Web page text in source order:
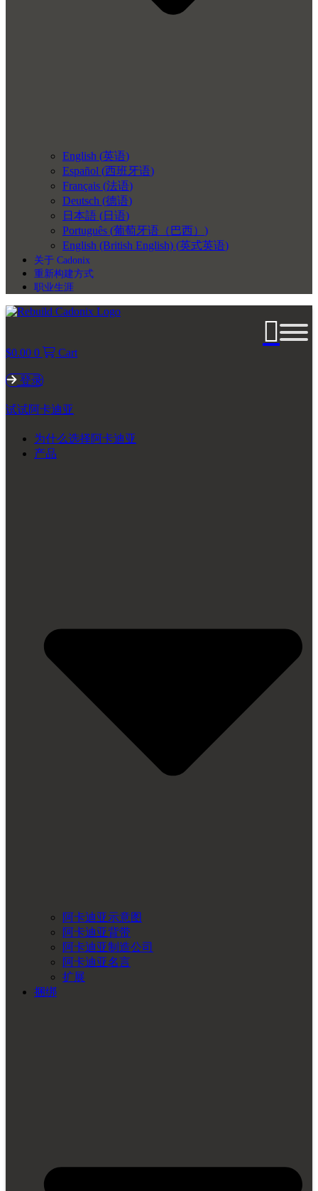
English (英语)
Español (西班牙语)
Français (法语)
Deutsch (德语)
日本語 (日语)
Português (葡萄牙语（巴西） )
English (British English) (英式英语)
关于 Cadonix
重新构建方式
职业生涯
$0.00 0 Cart
登录
试试阿卡迪亚
为什么选择阿卡迪亚
产品
阿卡迪亚示意图
阿卡迪亚背带
阿卡迪亚制造公司
阿卡迪亚名言
扩展
捆绑